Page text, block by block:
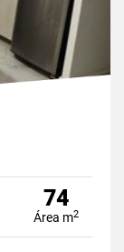
74
Área m2